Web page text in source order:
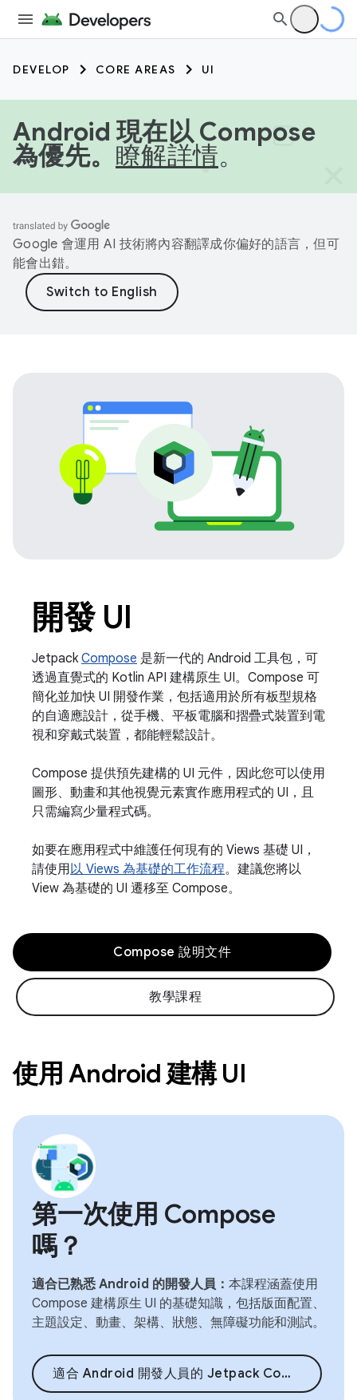
DEVELOP CORE AREAS UI
Android 現在以 Compose
為優先。 瞭解詳情。
Google 會運用 AI 技術將內容翻譯成你偏好的語言，但可
能會出錯。
開發 UI
Jetpack Compose 是新一代的 Android 工具包，可
透過直覺式的 Kotlin API 建構原生 UI。Compose 可
簡化並加快 UI 開發作業，包括適用於所有板型規格
的自適應設計，從手機、平板電腦和摺疊式裝置到電
視和穿戴式裝置，都能輕鬆設計。
Compose 提供預先建構的 UI 元件，因此您可以使用
圖形、動畫和其他視覺元素實作應用程式的 UI，且
只需編寫少量程式碼。
如要在應用程式中維護任何現有的 Views 基礎 UI，
請使用以 Views 為基礎的工作流程。建議您將以
View 為基礎的 UI 遷移至 Compose。
Compose 說明文件
教學課程
使用 Android 建構 UI
第一次使用 Compose
嗎？
適合已熟悉 Android 的開發人員： 本課程涵蓋使用
Compose 建構原生 UI 的基礎知識，包括版面配置、
主題設定、動畫、架構、狀態、無障礙功能和測試。
適合 Android 開發人員的 Jetpack Compose